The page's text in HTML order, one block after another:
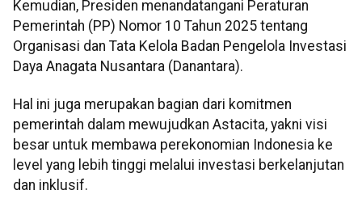
Kemudian, Presiden menandatangani Peraturan
Pemerintah (PP) Nomor 10 Tahun 2025 tentang
Organisasi dan Tata Kelola Badan Pengelola Investasi
Daya Anagata Nusantara (Danantara).
Hal ini juga merupakan bagian dari komitmen
pemerintah dalam mewujudkan Astacita, yakni visi
besar untuk membawa perekonomian Indonesia ke
level yang lebih tinggi melalui investasi berkelanjutan
dan inklusif.